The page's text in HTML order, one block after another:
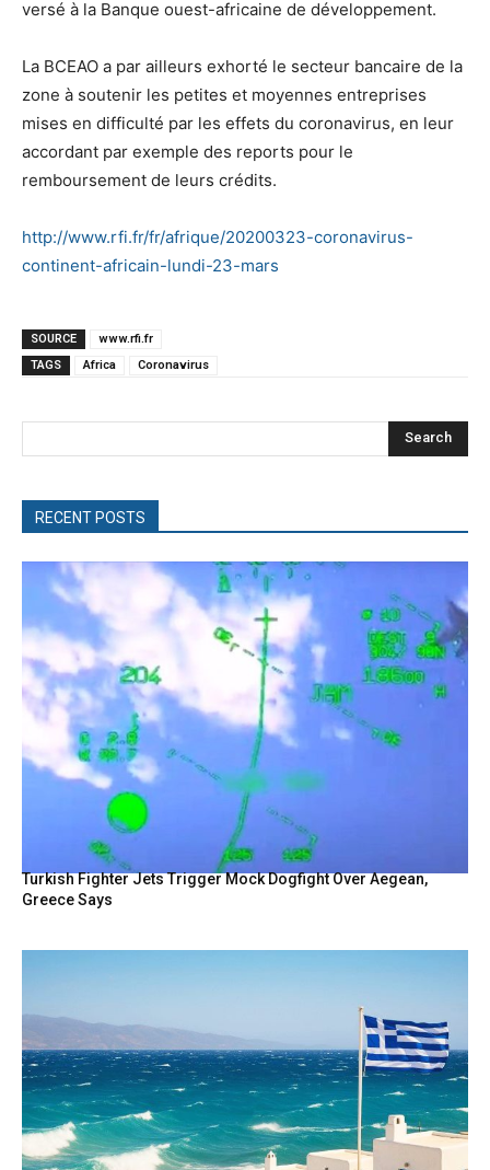
versé à la Banque ouest-africaine de développement.
La BCEAO a par ailleurs exhorté le secteur bancaire de la
zone à soutenir les petites et moyennes entreprises
mises en difficulté par les effets du coronavirus, en leur
accordant par exemple des reports pour le
remboursement de leurs crédits.
http://www.rfi.fr/fr/afrique/20200323-coronavirus-
continent-africain-lundi-23-mars
SOURCE
www.rfi.fr
TAGS
Africa Coronavirus
Search
RECENT POSTS
Turkish Fighter Jets Trigger Mock Dogfight Over Aegean,
Greece Says